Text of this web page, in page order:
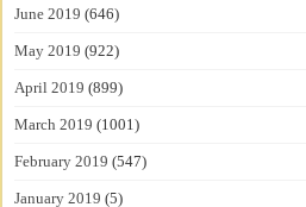
June 2019 (646)
May 2019 (922)
April 2019 (899)
March 2019 (1001)
February 2019 (547)
January 2019 (5)